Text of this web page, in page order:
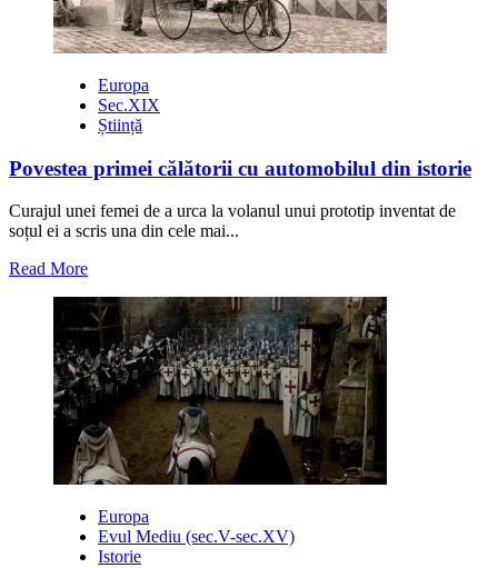
care
nu
sunt
Europa
Sec.XIX
Știință
Povestea primei călătorii cu automobilul din istorie
Curajul unei femei de a urca la volanul unui prototip inventat de
soțul ei a scris una din cele mai...
Read MoreRead
about
Povestea
primei
călătorii
cu
automobilul
din
istorie
Europa
Evul Mediu (sec.V-sec.XV)
Istorie